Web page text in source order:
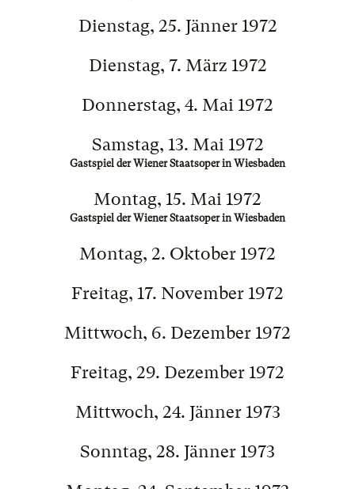
Dienstag, 25. Jänner 1972
Dienstag, 7. März 1972
Donnerstag, 4. Mai 1972
Samstag, 13. Mai 1972
Gastspiel der Wiener Staatsoper in Wiesbaden
Montag, 15. Mai 1972
Gastspiel der Wiener Staatsoper in Wiesbaden
Montag, 2. Oktober 1972
Freitag, 17. November 1972
Mittwoch, 6. Dezember 1972
Freitag, 29. Dezember 1972
Mittwoch, 24. Jänner 1973
Sonntag, 28. Jänner 1973